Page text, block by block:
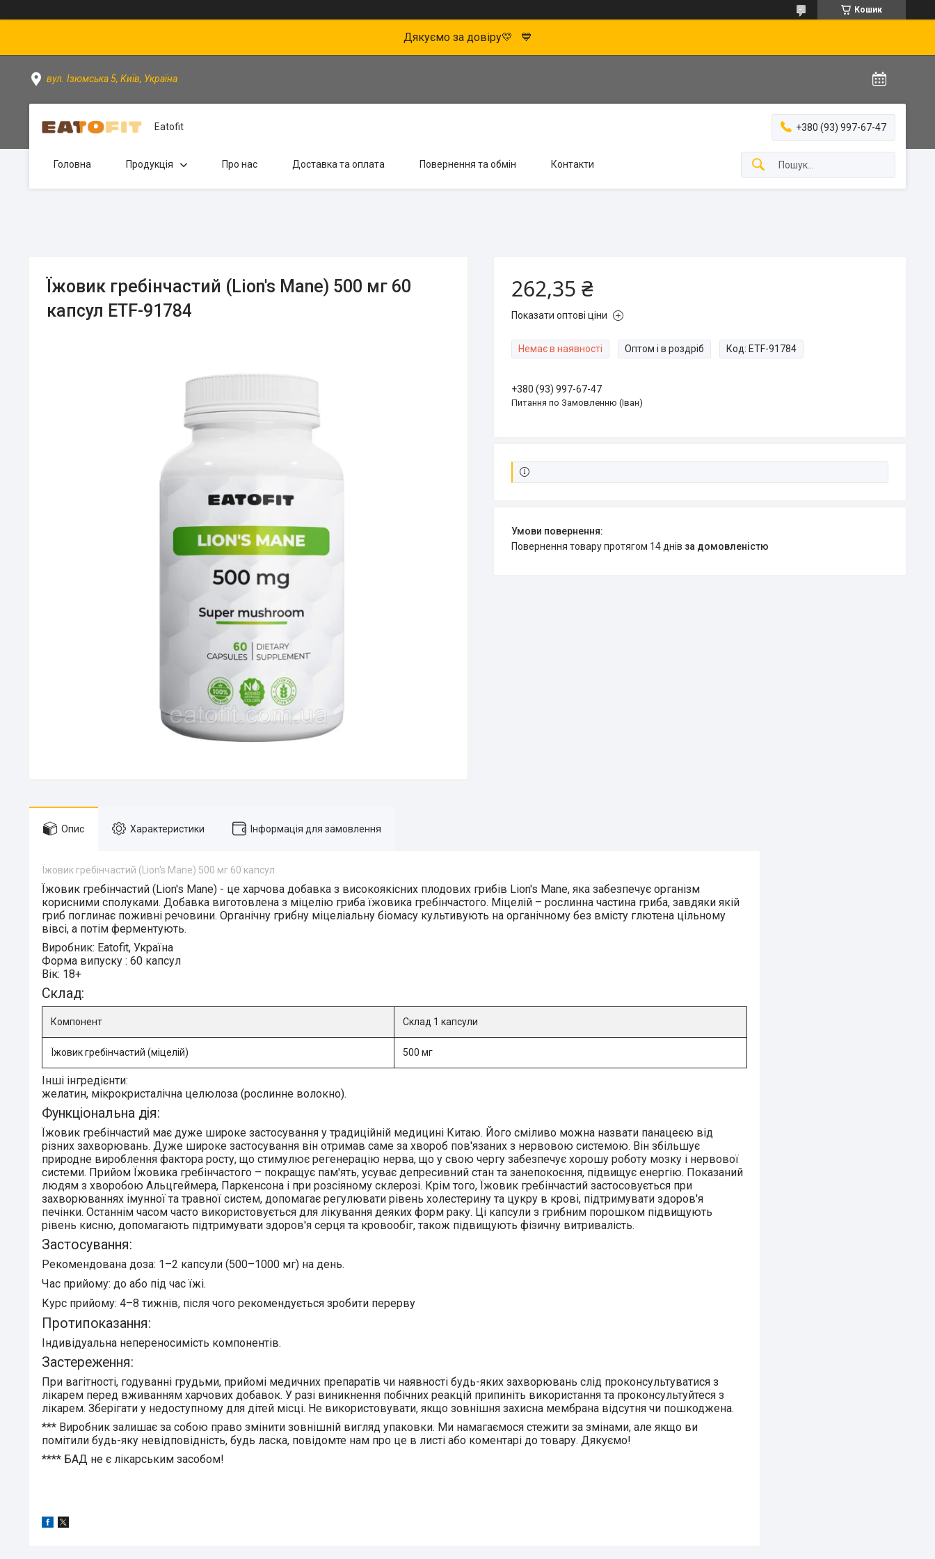
Кошик
Дякуємо за довіру💛 💙
вул. Ізюмська 5, Київ, Україна
Eatofit +380 (93) 997-67-47
Головна Продукція Про нас Доставка та оплата Повернення та обмін Контакти
Їжовик гребінчастий (Lion's Mane) 500 мг 60
капсул ETF-91784
262,35 ₴
Показати оптові ціни
Немає в наявності Оптом і в роздріб Код: ETF-91784
+380 (93) 997-67-47
Питання по Замовленню (Іван)
повернення товару протягом 14 днів за домовленістю
Опис Характеристики Інформація для замовлення
Їжовик гребінчастий (Lion's Mane) 500 мг 60 капсул
Їжовик гребінчастий (Lion's Mane) - це харчова добавка з високоякісних плодових грибів Lion's Mane, яка забезпечує організм
корисними сполуками. Добавка виготовлена з міцелію гриба їжовика гребінчастого. Міцелій – рослинна частина гриба, завдяки якій
гриб поглинає поживні речовини. Органічну грибну міцеліальну біомасу культивують на органічному без вмісту глютена цільному
вівсі, а потім ферментують.
Виробник: Eatofit, Україна
Форма випуску : 60 капсул
Вік: 18+
Склад:
Компонент Склад 1 капсули
Їжовик гребінчастий (міцелій) 500 мг
Інші інгредієнти:
желатин, мікрокристалічна целюлоза (рослинне волокно).
Функціональна дія:
Їжовик гребінчастий має дуже широке застосування у традиційній медицині Китаю. Його сміливо можна назвати панацеєю від
різних захворювань. Дуже широке застосування він отримав саме за хвороб пов'язаних з нервовою системою. Він збільшує
природне вироблення фактора росту, що стимулює регенерацію нерва, що у свою чергу забезпечує хорошу роботу мозку і нервової
системи. Прийом Їжовика гребінчастого – покращує пам'ять, усуває депресивний стан та занепокоєння, підвищує енергію. Показаний
людям з хворобою Альцгеймера, Паркенсона і при розсіяному склерозі. Крім того, Їжовик гребінчастий застосовується при
захворюваннях імунної та травної систем, допомагає регулювати рівень холестерину та цукру в крові, підтримувати здоров'я
печінки. Останнім часом часто використовується для лікування деяких форм раку. Ці капсули з грибним порошком підвищують
рівень кисню, допомагають підтримувати здоров'я серця та кровообіг, також підвищують фізичну витривалість.
Застосування:
Рекомендована доза: 1–2 капсули (500–1000 мг) на день.
Час прийому: до або під час їжі.
Курс прийому: 4–8 тижнів, після чого рекомендується зробити перерву
Протипоказання:
Індивідуальна непереносимість компонентів.
Застереження:
При вагітності, годуванні грудьми, прийомі медичних препаратів чи наявності будь-яких захворювань слід проконсультуватися з
лікарем перед вживанням харчових добавок. У разі виникнення побічних реакцій припиніть використання та проконсультуйтеся з
лікарем. Зберігати у недоступному для дітей місці. Не використовувати, якщо зовнішня захисна мембрана відсутня чи пошкоджена.
*** Виробник залишає за собою право змінити зовнішній вигляд упаковки. Ми намагаємося стежити за змінами, але якщо ви
помітили будь-яку невідповідність, будь ласка, повідомте нам про це в листі або коментарі до товару. Дякуємо!
**** БАД не є лікарським засобом!